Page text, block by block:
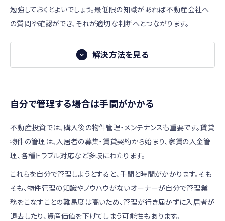
料を支払うと、空室時に一定の家賃収入が保証される仕組
みです。契約期間は2年～10年程度で、保証料は物件の立地
前述の通り、保証される金額は査定賃料の8～9割程度にな
りますので、稼働率がそれを超える場合には空室保証をつけ
物件の要素の中で、変更ができない、もしくは変更が難しい
信頼できる不動産会社に相談する
物件選びの際、パートナーとなるのが不動産会社です。多くの
情報をもとに丁寧に物件選びのアドバイスをしてくれる不動
産会社に出会うことは、不動産投資成功への近道とも言えま
す。
不動産会社は、下記のようなポイントで選ぶのがよいでしょ
う。
勉強しておくとよいでしょう。最低限の知識があれば不動産会社へ
の質問や確認ができ、それが適切な判断へとつながります。
インターネット上には、不動産投資に関する多くの情報があ
ります。気軽に触れることができますので、ぜひ活用しましょ
う。
不動産会社が運営しているWEBサイトの中には体系的でわ
りますので、まずはこれらを読んで不動産投資の全体像を把
握するのもよいでしょう。
また、不動産投資家の個人ブログも数多くあります。投資家
解決方法を見る
自分で管理する場合は手間がかかる
不動産投資では、購入後の物件管理・メンテナンスも重要です。賃貸
物件の管理は、入居者の募集・賃貸契約から始まり、家賃の入金管
理、各種トラブル対応など多岐にわたります。
これらを自分で管理しようとすると、手間と時間がかかります。そも
そも、物件管理の知識やノウハウがないオーナーが自分で管理業
務をこなすことの難易度は高いため、管理が行き届かずに入居者が
退去したり、資産価値を下げてしまう可能性もあります。